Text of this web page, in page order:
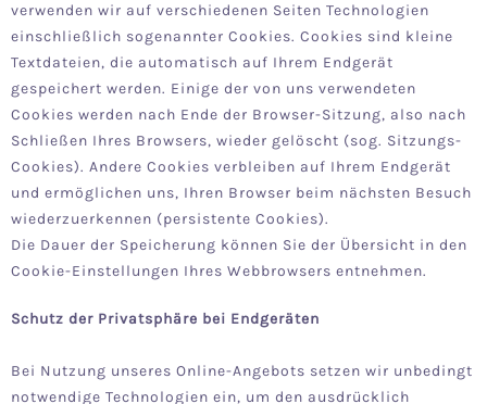
verwenden wir auf verschiedenen Seiten Technologien
einschließlich sogenannter Cookies. Cookies sind kleine
Textdateien, die automatisch auf Ihrem Endgerät
gespeichert werden. Einige der von uns verwendeten
Cookies werden nach Ende der Browser-Sitzung, also nach
Schließen Ihres Browsers, wieder gelöscht (sog. Sitzungs-
Cookies). Andere Cookies verbleiben auf Ihrem Endgerät
und ermöglichen uns, Ihren Browser beim nächsten Besuch
wiederzuerkennen (persistente Cookies).
Die Dauer der Speicherung können Sie der Übersicht in den
Cookie-Einstellungen Ihres Webbrowsers entnehmen.
Schutz der Privatsphäre bei Endgeräten
Bei Nutzung unseres Online-Angebots setzen wir unbedingt
notwendige Technologien ein, um den ausdrücklich